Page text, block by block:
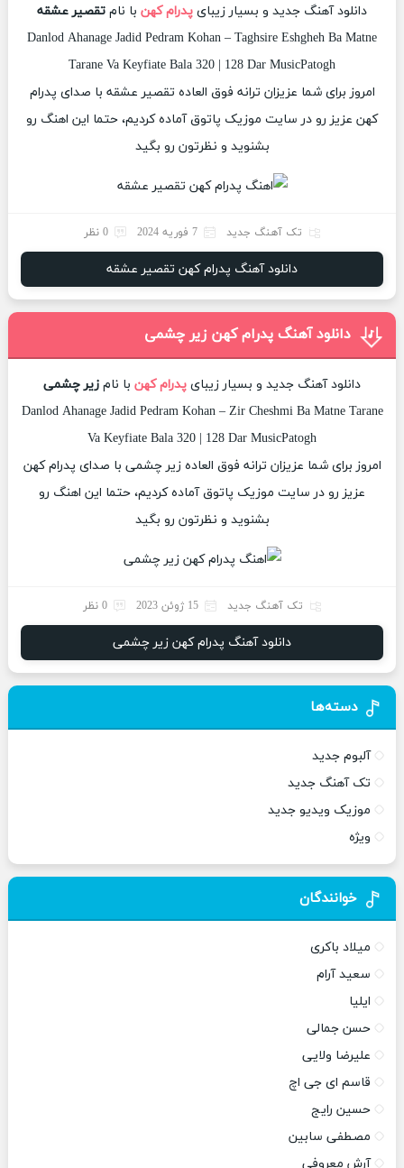
دانلود آهنگ جدید و بسیار زیبای پدرام کهن با نام تقصیر عشقه
Danlod Ahanage Jadid Pedram Kohan – Taghsire Eshgheh Ba Matne
Tarane Va Keyfiate Bala 320 | 128 Dar MusicPatogh
امروز برای شما عزیزان ترانه فوق العاده تقصیر عشقه با صدای پدرام
کهن عزیز رو در سایت موزیک پاتوق آماده کردیم، حتما این اهنگ رو
بشنوید و نظرتون رو بگید
تک آهنگ جدید 7 فوریه 2024 0 نظر
دانلود آهنگ پدرام کهن تقصیر عشقه
دانلود آهنگ پدرام کهن زیر چشمی
دانلود آهنگ جدید و بسیار زیبای پدرام کهن با نام زیر چشمی
Danlod Ahanage Jadid Pedram Kohan – Zir Cheshmi Ba Matne Tarane
Va Keyfiate Bala 320 | 128 Dar MusicPatogh
امروز برای شما عزیزان ترانه فوق العاده زیر چشمی با صدای پدرام کهن
عزیز رو در سایت موزیک پاتوق آماده کردیم، حتما این اهنگ رو
بشنوید و نظرتون رو بگید
تک آهنگ جدید 15 ژوئن 2023 0 نظر
دانلود آهنگ پدرام کهن زیر چشمی
دسته‌ها
آلبوم جدید
تک آهنگ جدید
موزیک ویدیو جدید
ویژه
خوانندگان
میلاد باکری
سعید آرام
ایلیا
حسن جمالی
علیرضا ولایی
قاسم ای جی اچ
حسین رایج
مصطفی سابین
آرش معروفی